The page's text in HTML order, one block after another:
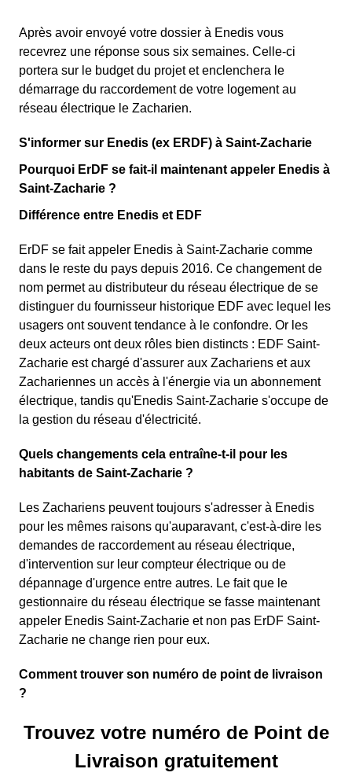
Après avoir envoyé votre dossier à Enedis vous
recevrez une réponse sous six semaines. Celle-ci
portera sur le budget du projet et enclenchera le
démarrage du raccordement de votre logement au
réseau électrique le Zacharien.
S'informer sur Enedis (ex ERDF) à Saint-Zacharie
Pourquoi ErDF se fait-il maintenant appeler Enedis à
Saint-Zacharie ?
Différence entre Enedis et EDF
ErDF se fait appeler Enedis à Saint-Zacharie comme
dans le reste du pays depuis 2016. Ce changement de
nom permet au distributeur du réseau électrique de se
distinguer du fournisseur historique EDF avec lequel les
usagers ont souvent tendance à le confondre. Or les
deux acteurs ont deux rôles bien distincts : EDF Saint-
Zacharie est chargé d'assurer aux Zachariens et aux
Zachariennes un accès à l'énergie via un abonnement
électrique, tandis qu'Enedis Saint-Zacharie s'occupe de
la gestion du réseau d'électricité.
Quels changements cela entraîne-t-il pour les
habitants de Saint-Zacharie ?
Les Zachariens peuvent toujours s'adresser à Enedis
pour les mêmes raisons qu'auparavant, c'est-à-dire les
demandes de raccordement au réseau électrique,
d'intervention sur leur compteur électrique ou de
dépannage d'urgence entre autres. Le fait que le
gestionnaire du réseau électrique se fasse maintenant
appeler Enedis Saint-Zacharie et non pas ErDF Saint-
Zacharie ne change rien pour eux.
Comment trouver son numéro de point de livraison
?